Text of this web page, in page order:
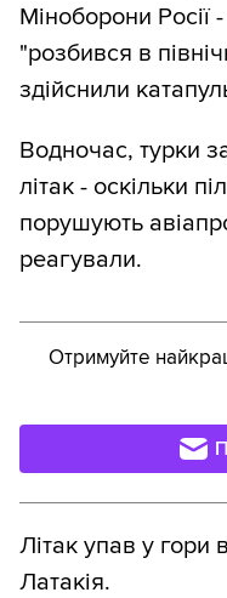
Міноборони
"розбився в
здійснили
Водночас, турки
літак - оскільки
порушують
реагували.
Отримуйте
Літак упав у гори
Латакія.